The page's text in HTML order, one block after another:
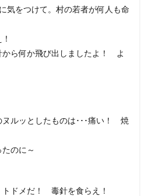
気をつけて。村の若者が何人も命
か飛び出しましたよ！ よ
ルッとしたものは･･･痛い！ 焼
のに～
ドメだ！ 毒針を食らえ！